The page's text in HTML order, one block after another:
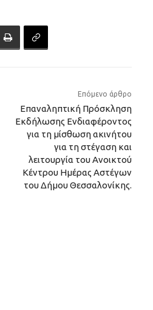
Επόμενο άρθρο
Επαναληπτική Πρόσκληση
Εκδήλωσης Ενδιαφέροντος
για τη μίσθωση ακινήτου
για τη στέγαση και
λειτουργία του Ανοικτού
Κέντρου Ημέρας Αστέγων
του Δήμου Θεσσαλονίκης.